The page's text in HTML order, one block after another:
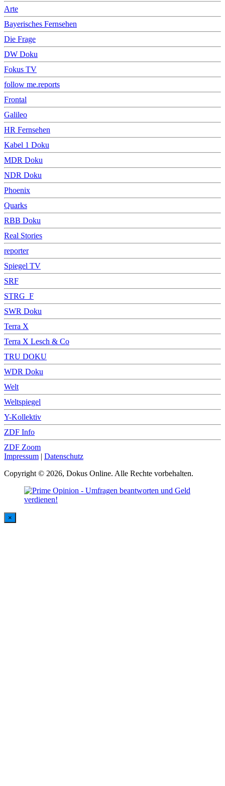
Arte
Bayerisches Fernsehen
Die Frage
DW Doku
Fokus TV
follow me.reports
Frontal
Galileo
HR Fernsehen
Kabel 1 Doku
MDR Doku
NDR Doku
Phoenix
Quarks
RBB Doku
Real Stories
reporter
Spiegel TV
SRF
STRG_F
SWR Doku
Terra X
Terra X Lesch & Co
TRU DOKU
WDR Doku
Welt
Weltspiegel
Y-Kollektiv
ZDF Info
ZDF Zoom
Impressum | Datenschutz
Copyright © 2026, Dokus Online. Alle Rechte vorbehalten.
×